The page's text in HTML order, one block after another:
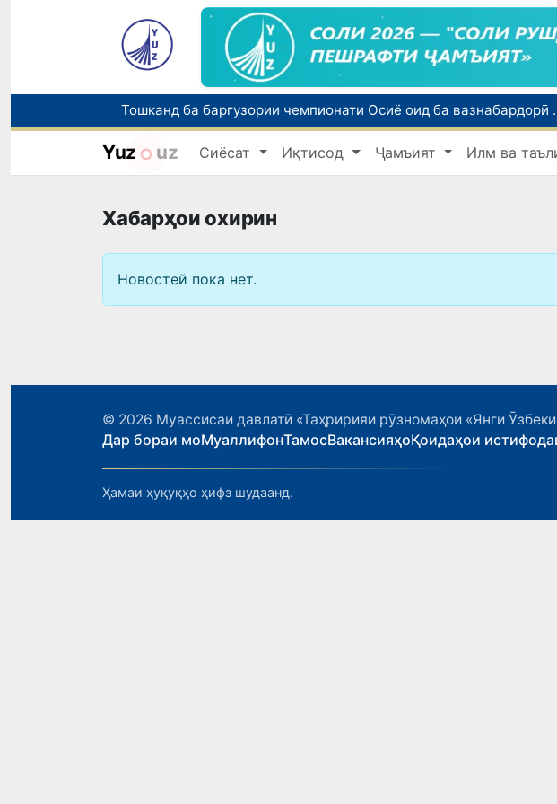
Тошканд ба
Шаҳрвандони Ӯзбекистон
Намояндагии
Yuz uz Сиёсат Иқтисод Ҷамъият Илм ва
Хабарҳои охирин
Новостей пока нет.
© 2026 Муассисаи давлатӣ «Таҳририяи рӯзномаҳои «Янги
Дар бораи моМуаллифонТамосВакансияҳоҚоидаҳои
Ҳамаи ҳуқуқҳо ҳифз шудаанд.